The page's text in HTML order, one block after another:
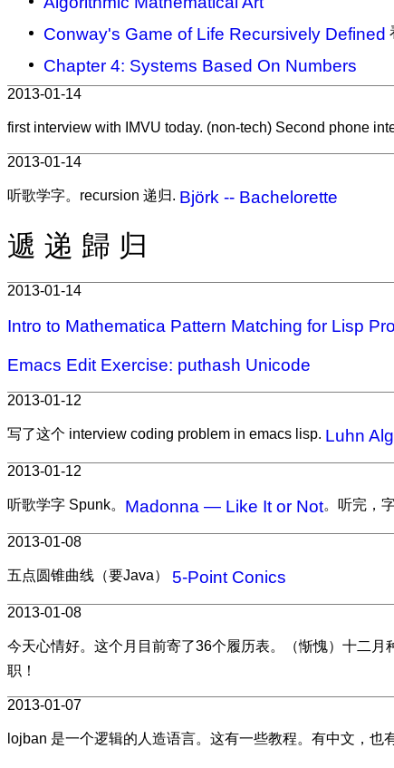
Conway's Game of Life Recursively Defined
Chapter 4: Systems Based On Numbers
2013-01-14
first interview with IMVU today. (non-tech) Second phone
2013-01-14
听歌学字。recursion 递归. Björk -- Bachelorette
遞 递 歸 归
2013-01-14
Intro to Mathematica Pattern Matching for Lisp
Emacs Edit Exercise: puthash Unicode
2013-01-12
写了这个 interview coding problem in emacs lisp. Luhn
2013-01-12
听歌学字 Spunk。 Madonna — Like It or Not。听完，
2013-01-08
五点圆锥曲线（要Java） 5-Point Conics
2013-01-08
今天心情好。这个月目前寄了36个履历表。（惭愧）十二
职！
2013-01-07
lojban 是一个逻辑的人造语言。这有一些教程。有中文，也